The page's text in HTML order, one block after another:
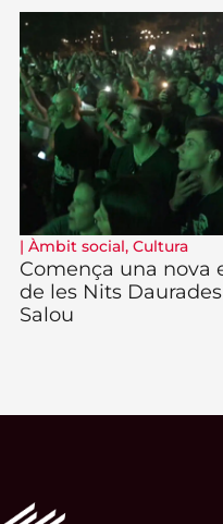
| Àmbit social, Cultura
Comença una nova
de les Nits
Salou